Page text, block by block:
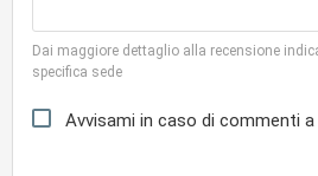
Dai maggiore dettaglio alla recensione
specifica sede
Avvisami in caso di commenti